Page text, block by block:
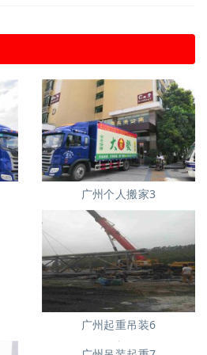
广州个人搬家3
广州起重吊装6